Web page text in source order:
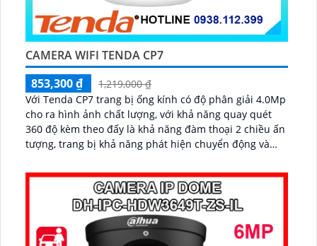
CAMERA WIFI TENDA CP7
853,300 ₫
1,219,000 ₫
Với Tenda CP7 trang bị ống kính có độ phân giải 4.0Mp
cho ra hình ảnh chất lượng, với khả năng quay quét
360 độ kèm theo đấy là khả năng đàm thoại 2 chiều ấn
tượng, trang bị khả năng phát hiện chuyển động và